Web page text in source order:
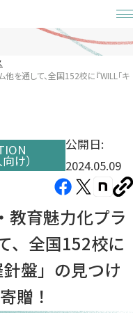
を通して、全国152校に『WILL「キ
け）
公開日:
2024.05.09
Facebook（新
い
タ
ブ
で
き
X（新
い
タ
で
き
note（新
い
タ
ブ
で
き
コ
ー
教育魅力化プラ
、全国152校に
針盤」の見つけ
贈！